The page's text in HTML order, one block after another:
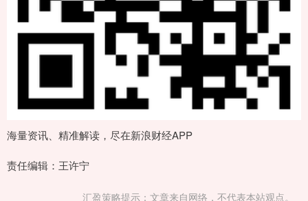
海量资讯、精准解读，尽在新浪财经APP
责任编辑：王许宁
汇盈策略提示：文章来自网络，不代表本站观点。